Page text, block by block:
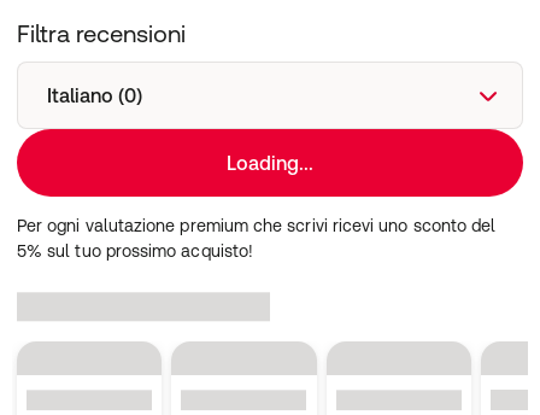
Filtra recensioni
Italiano (0)
Loading...
Per ogni valutazione premium che scrivi ricevi uno sconto del
5% sul tuo prossimo acquisto!